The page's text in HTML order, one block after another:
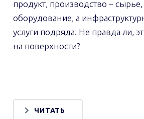
продукт, производство –
оборудование, а
услуги подряда. Не правда ли,
на поверхности?
ЧИТАТЬ